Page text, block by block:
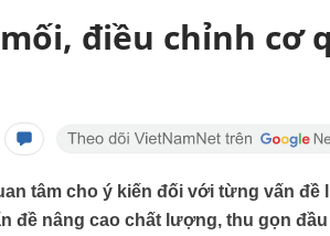
điều chỉnh cơ
tâm cho ý kiến đối với từng vấn đề
đề nâng cao chất lượng, thu gọn